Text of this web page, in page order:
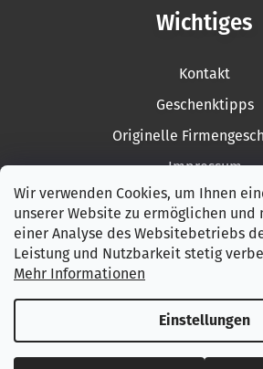
Wir verwenden Cookies, um Ihnen
unserer Website zu ermöglichen und
einer Analyse des Websitebetriebs
Leistung und Nutzbarkeit stetig
Mehr Informationen
Einstellungen
Wichtiges
Kontakt
Geschenktipps
Originelle
Impressum
Rückgabe der
AGB
Erstellt von